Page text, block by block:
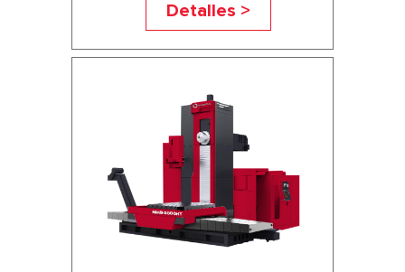
Detalles >